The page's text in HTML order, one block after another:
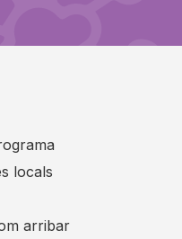
locals
arribar